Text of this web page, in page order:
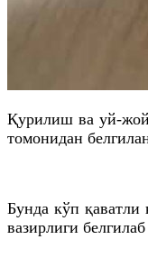
Қурилиш ва уй-жой
томонидан
Бунда кўп
вазирлиги